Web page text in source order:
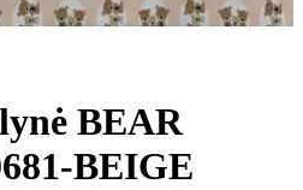
BEAR
BEIGE